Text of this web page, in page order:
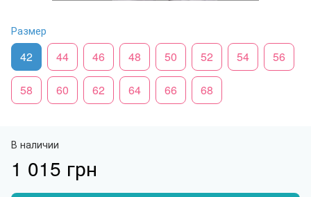
Размер
42 44 46 48 50 52 54 56
58 60 62 64 66 68
В наличии
1 015 грн